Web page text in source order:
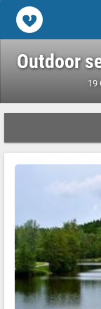
Popcorn.dating
Outdoor
19